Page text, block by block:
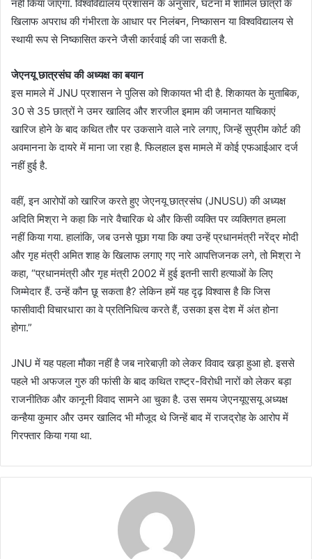
नहीं किया जाएगा. विश्वविद्यालय प्रशासन के अनुसार, घटना में शामिल छात्रों के
खिलाफ अपराध की गंभीरता के आधार पर निलंबन, निष्कासन या विश्वविद्यालय से
स्थायी रूप से निष्कासित करने जैसी कार्रवाई की जा सकती है.
जेएनयू छात्रसंघ की अध्यक्ष का बयान
इस मामले में JNU प्रशासन ने पुलिस को शिकायत भी दी है. शिकायत के मुताबिक,
30 से 35 छात्रों ने उमर खालिद और शरजील इमाम की जमानत याचिकाएं
खारिज होने के बाद कथित तौर पर उकसाने वाले नारे लगाए, जिन्हें सुप्रीम कोर्ट की
अवमानना के दायरे में माना जा रहा है. फिलहाल इस मामले में कोई एफआईआर दर्ज
नहीं हुई है.
वहीं, इन आरोपों को खारिज करते हुए जेएनयू छात्रसंघ (JNUSU) की अध्यक्ष
अदिति मिश्रा ने कहा कि नारे वैचारिक थे और किसी व्यक्ति पर व्यक्तिगत हमला
नहीं किया गया. हालांकि, जब उनसे पूछा गया कि क्या उन्हें प्रधानमंत्री नरेंद्र मोदी
और गृह मंत्री अमित शाह के खिलाफ लगाए गए नारे आपत्तिजनक लगे, तो मिश्रा ने
कहा, “प्रधानमंत्री और गृह मंत्री 2002 में हुई इतनी सारी हत्याओं के लिए
जिम्मेदार हैं. उन्हें कौन छू सकता है? लेकिन हमें यह दृढ़ विश्वास है कि जिस
फासीवादी विचारधारा का वे प्रतिनिधित्व करते हैं, उसका इस देश में अंत होना
होगा.”
JNU में यह पहला मौका नहीं है जब नारेबाज़ी को लेकर विवाद खड़ा हुआ हो. इससे
पहले भी अफजल गुरु की फांसी के बाद कथित राष्ट्र-विरोधी नारों को लेकर बड़ा
राजनीतिक और कानूनी विवाद सामने आ चुका है. उस समय जेएनयूएसयू अध्यक्ष
कन्हैया कुमार और उमर खालिद भी मौजूद थे जिन्हें बाद में राजद्रोह के आरोप में
गिरफ्तार किया गया था.